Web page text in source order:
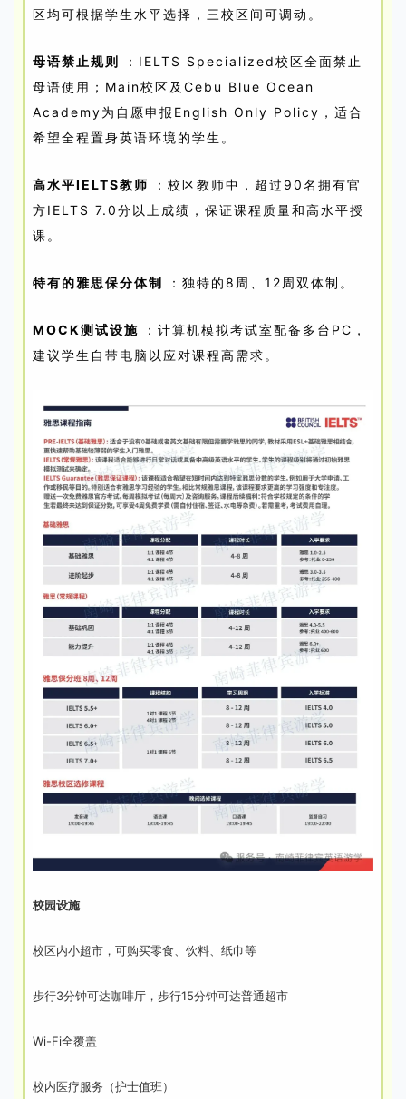
区均可根据学生水平选择，三校区间可调动。
母语禁止规则
：IELTS Specialized校区全面禁止
母语使用；Main校区及Cebu Blue Ocean
Academy为自愿申报English Only Policy，适合
希望全程置身英语环境的学生。
高水平IELTS教师
：校区教师中，超过90名拥有官
方IELTS 7.0分以上成绩，保证课程质量和高水平授
课。
特有的雅思保分体制 ：独特的8周、12周双体制。
MOCK测试设施
：计算机模拟考试室配备多台PC，
建议学生自带电脑以应对课程高需求。
校园设施
校区内小超市，可购买零食、饮料、纸巾等
步行3分钟可达咖啡厅，步行15分钟可达普通超市
Wi-Fi全覆盖
校内医疗服务（护士值班）